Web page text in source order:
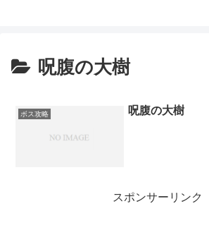
呪腹の大樹
ボス攻略 呪腹の大樹
スポンサーリンク